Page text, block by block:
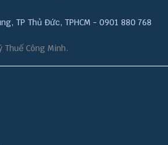
TP Thủ Đức, TPHCM - 0901 880 768
Công Minh.